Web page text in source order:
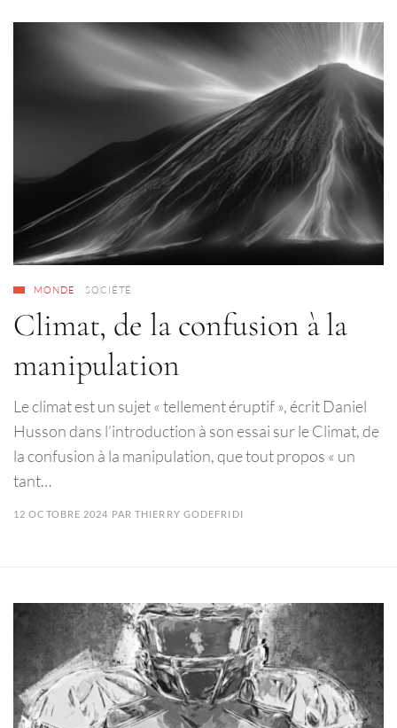
MONDE SOCIÉTÉ
Climat, de la confusion à la
manipulation
Le climat est un sujet « tellement éruptif », écrit Daniel
Husson dans l’introduction à son essai sur le Climat, de
la confusion à la manipulation, que tout propos « un
tant…
12 OCTOBRE 2024 PARTHIERRY GODEFRIDI